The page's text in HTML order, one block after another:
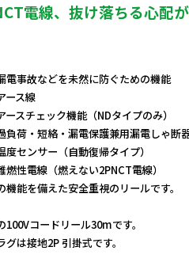
電線、抜け落ちる心配
電事故などを未然に防ぐための機能
ース線
スチェック機能（NDタイプのみ）
負荷・短絡・漏電保護兼用漏電しゃ断
センサー（自動復帰タイプ）
性電線（燃えない2PNCT電線）
機能を備えた安全重視のリールです。
100Vコードリール30mです。
グは接地2P 引掛式です。